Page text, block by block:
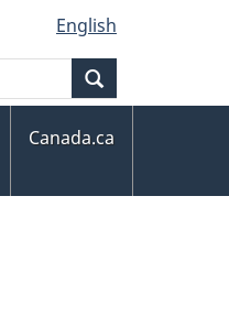
English
Canada.ca